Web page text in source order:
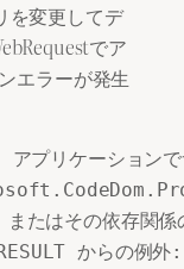
を変更してデ
でア
エラーが発生
ケーションで
はその依存関係
からの例